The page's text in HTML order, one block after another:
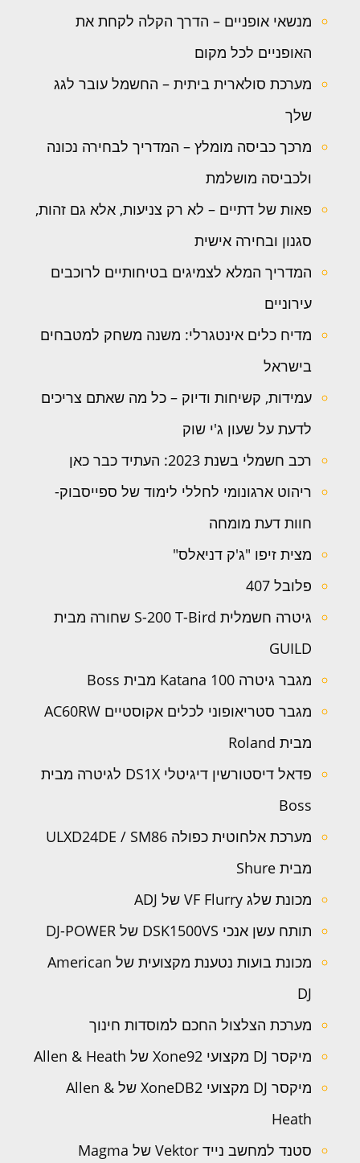
מנשאי אופניים – הדרך הקלה לקחת את
האופניים לכל מקום
מערכת סולארית ביתית – החשמל עובר לגג
שלך
מרכך כביסה מומלץ – המדריך לבחירה נכונה
ולכביסה מושלמת
פאות של דתיים – לא רק צניעות, אלא גם זהות,
סגנון ובחירה אישית
המדריך המלא לצמיגים בטיחותיים לרוכבים
עירוניים
מדיח כלים אינטגרלי: משנה משחק למטבחים
בישראל
עמידות, קשיחות ודיוק – כל מה שאתם צריכים
לדעת על שעון ג'י שוק
רכב חשמלי בשנת 2023: העתיד כבר כאן
ריהוט ארגונומי לחללי לימוד של ספייסבוק-
חוות דעת מומחה
מצית זיפו "ג'ק דניאלס"
פלובל 407
גיטרה חשמלית S-200 T-Bird שחורה מבית
GUILD
מגבר גיטרה Katana 100 מבית Boss
מגבר סטריאופוני לכלים אקוסטיים AC60RW
מבית Roland
פדאל דיסטורשין דיגיטלי DS1X לגיטרה מבית
Boss
מערכת אלחוטית כפולה ULXD24DE / SM86
מבית Shure
מכונת שלג VF Flurry של ADJ
תותח עשן אנכי DSK1500VS של DJ-POWER
מכונת בועות נטענת מקצועית של American
DJ
מערכת הצלצול החכם למוסדות חינוך
מיקסר DJ מקצועי Xone92 של Allen & Heath
מיקסר DJ מקצועי XoneDB2 של Allen &
Heath
סטנד למחשב נייד Vektor של Magma